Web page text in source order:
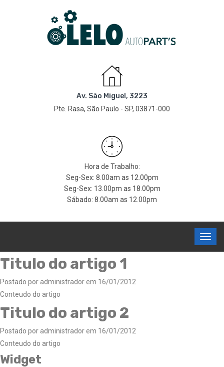
Av. São Miguel, 3223
Pte. Rasa, São Paulo - SP, 03871-000
Hora de Trabalho:
Seg-Sex: 8.00am as 12.00pm
Seg-Sex: 13.00pm as 18.00pm
Sábado: 8.00am as 12.00pm
Titulo do artigo 1
Postado por administrador em 16/01/2012
Conteudo do artigo
Titulo do artigo 2
Postado por administrador em 16/01/2012
Conteudo do artigo
Widget